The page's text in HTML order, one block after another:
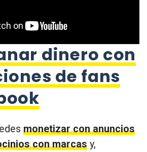
dinero con
de fans
monetizar con anuncios
con marcas y,